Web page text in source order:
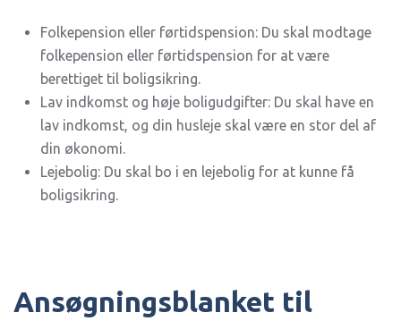
Folkepension eller førtidspension: Du skal modtage
folkepension eller førtidspension for at være
berettiget til boligsikring.
Lav indkomst og høje boligudgifter: Du skal have en
lav indkomst, og din husleje skal være en stor del af
din økonomi.
Lejebolig: Du skal bo i en lejebolig for at kunne få
boligsikring.
Ansøgningsblanket til